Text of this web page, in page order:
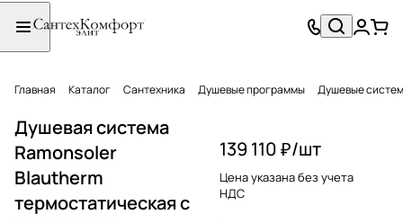
Главная Каталог Сантехника Душевые программы Душевые
Душевая система
Ramonsoler
Blautherm
термостатическая с
139 110 ₽/шт
Цена указана без учета
НДС